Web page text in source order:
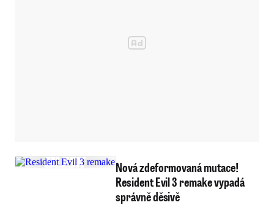
Nová zdeformovaná mutace!
Resident Evil 3 remake vypadá
správně děsivě